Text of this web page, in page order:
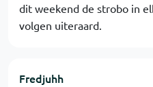
dit weekend de strobo in
volgen uiteraard.
Fredjuhh